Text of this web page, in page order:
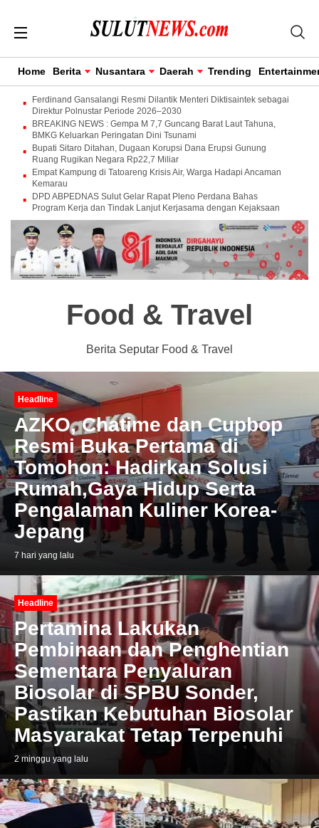
Home Berita Nusantara Daerah Trending
Ferdinand Gansalangi Resmi Dilantik Menteri Diktisaintek sebagai
Direktur Polnustar Periode 2026–2030
BREAKING NEWS : Gempa M 7,7 Guncang Barat Laut Tahuna,
BMKG Keluarkan Peringatan Dini Tsunami
Bupati Sitaro Ditahan, Dugaan Korupsi Dana Erupsi Gunung
Ruang Rugikan Negara Rp22,7 Miliar
Empat Kampung di Tatoareng Krisis Air, Warga Hadapi Ancaman
Kemarau
DPD ABPEDNAS Sulut Gelar Rapat Pleno Perdana Bahas
Program Kerja dan Tindak Lanjut Kerjasama dengan Kejaksaan
Food & Travel
Berita Seputar Food & Travel
Headline
AZKO, Chatime dan Cupbop
Resmi Buka Pertama di
Tomohon: Hadirkan Solusi
Rumah,Gaya Hidup Serta
Pengalaman Kuliner Korea-
Jepang
7 hari yang lalu
Headline
Pertamina Lakukan
Pembinaan dan Penghentian
Sementara Penyaluran
Biosolar di SPBU Sonder,
Pastikan Kebutuhan Biosolar
Masyarakat Tetap Terpenuhi
2 minggu yang lalu